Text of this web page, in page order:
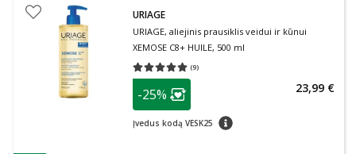
URIAGE
URIAGE, aliejinis prausiklis veidui ir kūnui
XEMOSE C8+ HUILE, 500 ml
(9)
Vidutinis įvertinimas 5.00
patarimas
Lojalumo klubo narių nuolaida
-25%
Įvedus kodą VESK25 patarimas
23,99 €